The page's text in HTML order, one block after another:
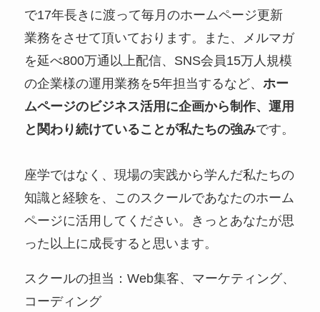
で17年長きに渡って毎月のホームページ更新
業務をさせて頂いております。また、メルマガ
を延べ800万通以上配信、SNS会員15万人規模
の企業様の運用業務を5年担当するなど、ホー
ムページのビジネス活用に企画から制作、運用
と関わり続けていることが私たちの強みです。
座学ではなく、現場の実践から学んだ私たちの
知識と経験を、このスクールであなたのホーム
ページに活用してください。きっとあなたが思
った以上に成長すると思います。
スクールの担当：Web集客、マーケティング、
コーディング